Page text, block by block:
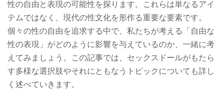
性の自由と表現の可能性を探ります。これらは単なるアイ
テムではなく、現代の性文化を形作る重要な要素です。
個々の性の自由を追求する中で、私たちが考える「自由な
性の表現」がどのように影響を与えているのか、一緒に考
えてみましょう。この記事では、セックスドールがもたら
す多様な選択肢やそれにともなうトピックについても詳し
く述べていきます。